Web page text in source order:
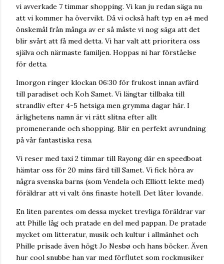
vi avverkade 7 timmar shopping. Vi kan ju redan säga nu
att vi kommer ha övervikt. Då vi också haft typ en a4 med
önskemål från många av er så måste vi nog säga att det
blir svårt att få med detta. Vi har valt att prioritera oss
själva och närmaste familjen. Hoppas ni har förståelse
för detta.
Imorgon ringer klockan 06:30 för frukost innan avfärd
till paradiset och Koh Samet. Vi längtar tillbaka till
strandliv efter 4-5 hetsiga men grymma dagar här. I
ärlighetens namn är vi rätt slitna efter allt
promenerande och shopping. Blir en perfekt avrundning
på vår fantastiska resa.
Vi reser med taxi 2 timmar till Rayong där en speedboat
hämtar oss för 20 mins färd till Samet. Vi fick höra av
några svenska barns (som Vendela och Elliott lekte med)
föräldrar att vi valt öns finaste hotell. Det låter lovande.
En liten parentes om dessa mycket trevliga föräldrar var
att Phille låg och pratade en del med pappan. De pratade
mycket om litteratur, musik och kultur i allmänhet och
Phille prisade även högt Jo Nesbø och hans böcker. Även
hur cool snubbe han var med förflutet som rockmusiker